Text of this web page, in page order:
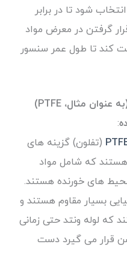
شود تا در برابر
گرفتن در معرض مواد
کند تا طول عمر سنسور
لوله های فلوروپلیمر (به عنوان مثال، PTFE)
:
(تفلون) گزینه های
هستند که شامل مواد
های خورنده هستند.
بسیار مقاوم هستند و
که لوله ونتد حتی زمانی
قرار می گیرد دست